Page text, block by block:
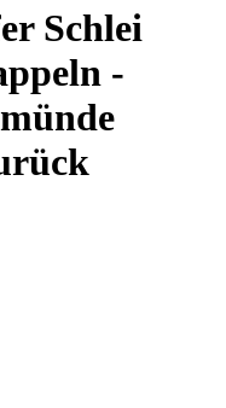
Schlei
-